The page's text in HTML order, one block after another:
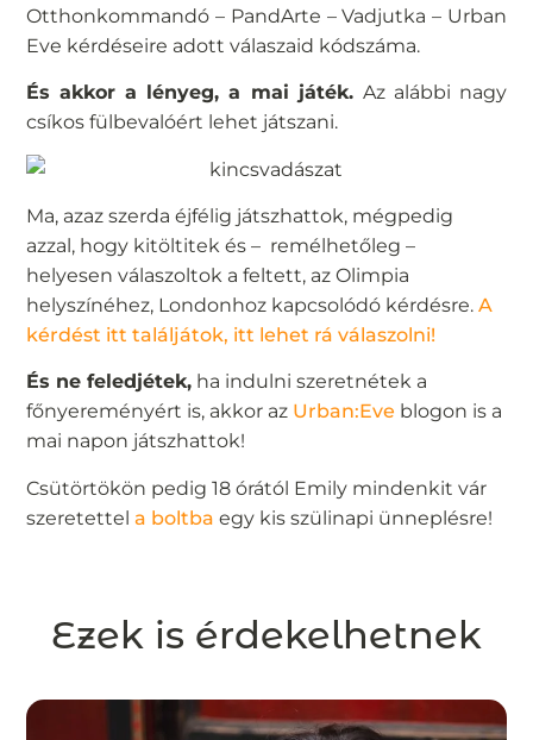
Otthonkommandó – PandArte – Vadjutka – Urban
Eve kérdéseire adott válaszaid kódszáma.
És akkor a lényeg, a mai játék. Az alábbi nagy
csíkos fülbevalóért lehet játszani.
Ma, azaz szerda éjfélig játszhattok, mégpedig
azzal, hogy kitöltitek és – remélhetőleg –
helyesen válaszoltok a feltett, az Olimpia
helyszínéhez, Londonhoz kapcsolódó kérdésre.A
kérdést itt találjátok, itt lehet rá válaszolni!
És ne feledjétek, ha indulni szeretnétek a
főnyereményért is, akkor az Urban:Eve blogon is a
mai napon játszhattok!
Csütörtökön pedig 18 órától Emily mindenkit vár
szeretettela boltba egy kis szülinapi ünneplésre!
Ezek is érdekelhetnek